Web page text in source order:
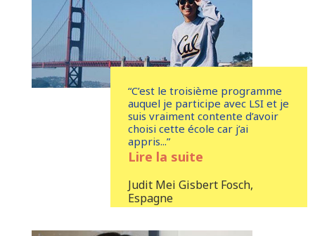
“C’est le troisième programme
auquel je participe avec LSI et je
suis vraiment contente d’avoir
choisi cette école car j’ai
appris...”
Lire la suite
Judit Mei Gisbert Fosch,
Espagne